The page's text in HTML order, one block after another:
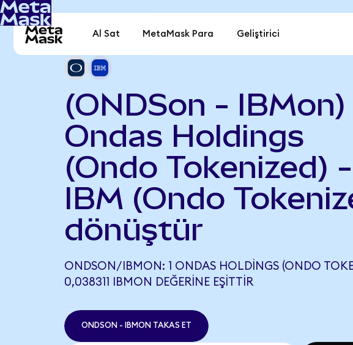
Al Sat MetaMask Para Geliştirici
(ONDSon - IBMon)
Ondas Holdings
(Ondo Tokenized) -
IBM (Ondo
dönüştür
ONDSON/IBMON: 1 ONDAS HOLDINGS (ONDO
0,038311 IBMON DEĞERINE EŞITTIR
ONDSON - IBMON TAKAS ET